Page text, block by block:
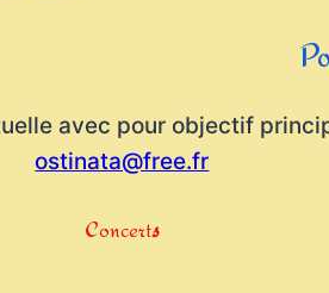
avec pour objectif
ostinata@free.fr
Concerts